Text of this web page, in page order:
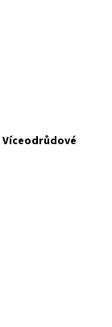
Víceodrůdové